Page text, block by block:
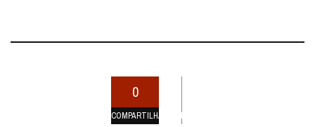
0
COMPARTILHAMENTOS